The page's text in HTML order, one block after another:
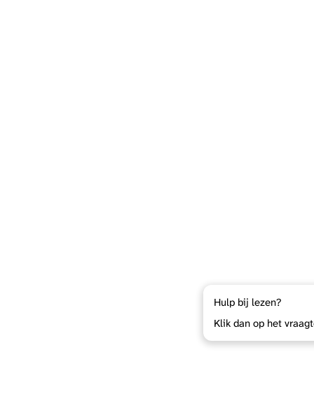
Hulp bij lezen?
Klik dan op het